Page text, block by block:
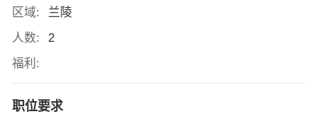
区域:
兰陵
人数:
2
福利:
职位要求